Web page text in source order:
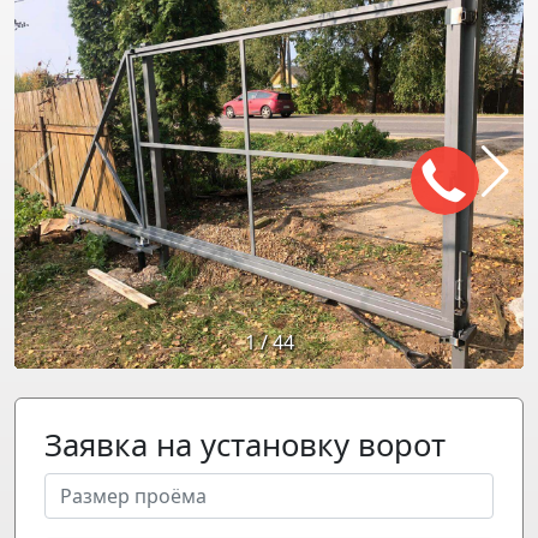
1/44
Заявка на установку ворот